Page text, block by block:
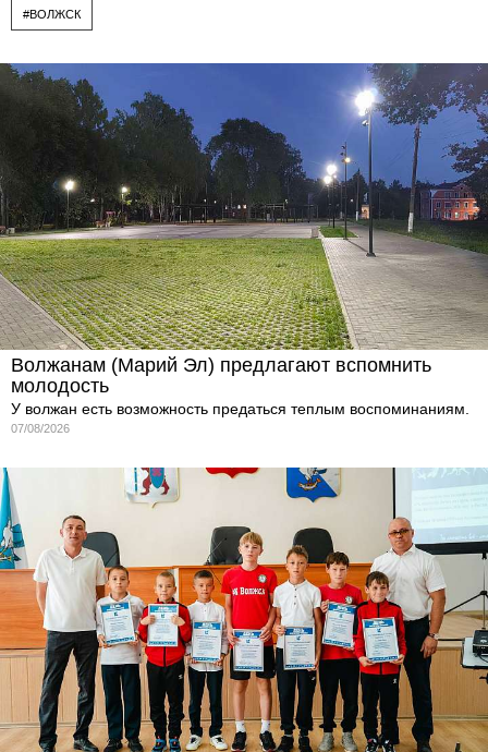
#ВОЛЖСК
Волжанам (Марий Эл) предлагают вспомнить
молодость
У волжан есть возможность предаться теплым воспоминаниям.
07/08/2026